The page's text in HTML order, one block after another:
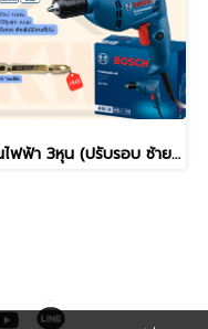
สว่านไฟฟ้า 3หุน (ปรับรอบ ซ้าย-ขวา) 2,800 รอบ 400 วัตต์ BOSCH GBM400 รุ่นใหม่ล่าสุด